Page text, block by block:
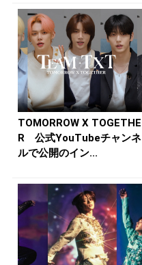
TOMORROW X TOGETHE
R 公式YouTubeチャンネ
ルで公開のイン...